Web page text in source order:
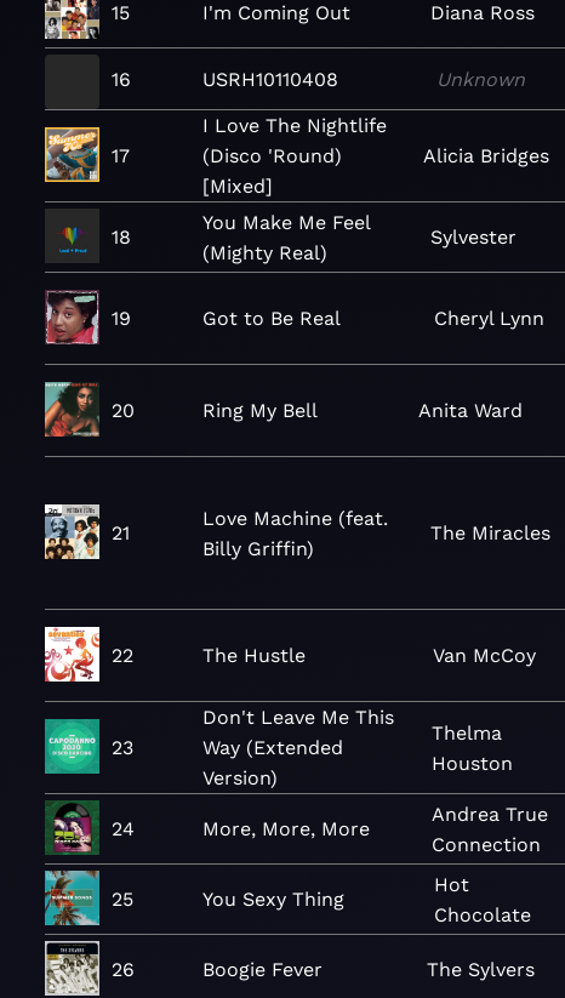
15 I'm Coming Out Diana Ross
16 USRH10110408 Unknown
17
I Love The Nightlife
(Disco 'Round)
[Mixed]
Alicia Bridges
18
You Make Me Feel
(Mighty Real)
Sylvester
19 Got to Be Real Cheryl Lynn
20 Ring My Bell Anita Ward
21
Love Machine (feat.
Billy Griffin)
The Miracles
22 The Hustle Van McCoy
23
Don't Leave Me This
Way (Extended
Version)
Thelma
Houston
24 More, More, More
Andrea True
Connection
25 You Sexy Thing
Hot
Chocolate
26 Boogie Fever The Sylvers